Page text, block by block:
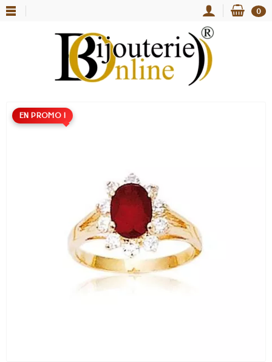
0
EN PROMO !